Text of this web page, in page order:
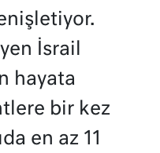
İsrail
hayata
bir kez
en az 11